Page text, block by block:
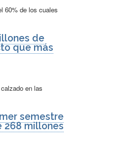
60% de los cuales
de
que más
en las
semestre
268 millones